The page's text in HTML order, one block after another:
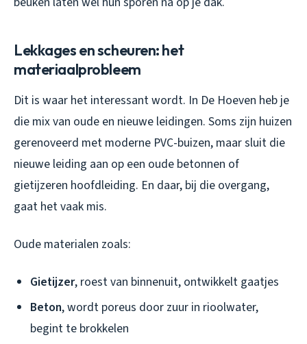
Lekkages en scheuren: het
materiaalprobleem
Dit is waar het interessant wordt. In De Hoeven heb je
die mix van oude en nieuwe leidingen. Soms zijn huizen
gerenoveerd met moderne PVC-buizen, maar sluit die
nieuwe leiding aan op een oude betonnen of
gietijzeren hoofdleiding. En daar, bij die overgang,
gaat het vaak mis.
Oude materialen zoals:
Gietijzer, roest van binnenuit, ontwikkelt gaatjes
Beton, wordt poreus door zuur in rioolwater,
begint te brokkelen